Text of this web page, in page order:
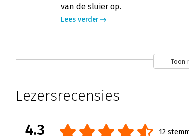
van de sluier op.
Lees verder
In Focus: Verboden voor
toevoegen. Daar worden klanten
Toon
Lezersrecensies
4.3
12